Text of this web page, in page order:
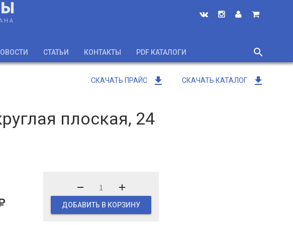
СТАТЬИ КОНТАКТЫ PDF КАТАЛОГИ
search
close
СКАЧАТЬ ПРАЙС get_app СКАЧАТЬ КАТАЛОГ get_app
плоская, 24
ДОБАВИТЬ В КОРЗИНУ